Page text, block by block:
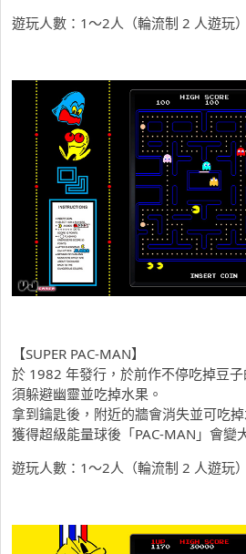
遊玩人數：1～2人（輪流制 2 人遊玩）
【SUPER PAC-MAN】
於 1982 年發行，於前作不停吃掉豆
須躲避幽靈並吃掉水果。
拿到鑰匙後，附近的牆會消失並可吃掉
獲得超級能量球後「PAC-MAN」會變
遊玩人數：1～2人（輪流制 2 人遊玩）